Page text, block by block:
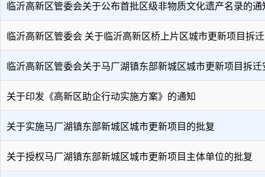
临沂高新区管委会关于公布首批区级非物质文化遗产名录的通
临沂高新区管委会 关于临沂高新区桥上片区城市更新项目拆
临沂高新区管委会关于马厂湖镇东部新城区城市更新项目拆
关于印发《高新区助企行动实施方案》的通知
关于实施马厂湖镇东部新城区城市更新项目的批复
关于授权马厂湖镇东部新城区城市更新项目主体单位的批复